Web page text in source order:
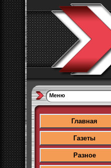
Меню
Главная
Газеты
Разное